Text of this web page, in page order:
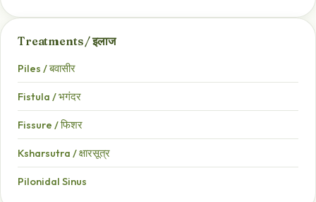
Treatments / इलाज
Piles / बवासीर
Fistula / भगंदर
Fissure / फिशर
Ksharsutra / क्षारसूत्र
Pilonidal Sinus